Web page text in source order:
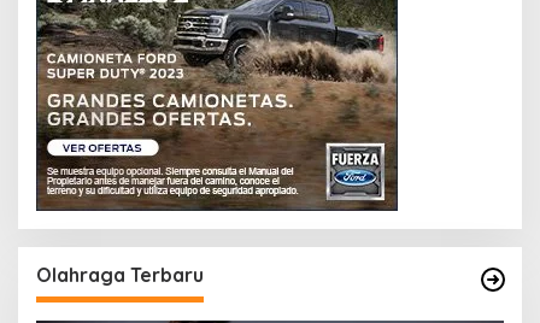
Olahraga Terbaru